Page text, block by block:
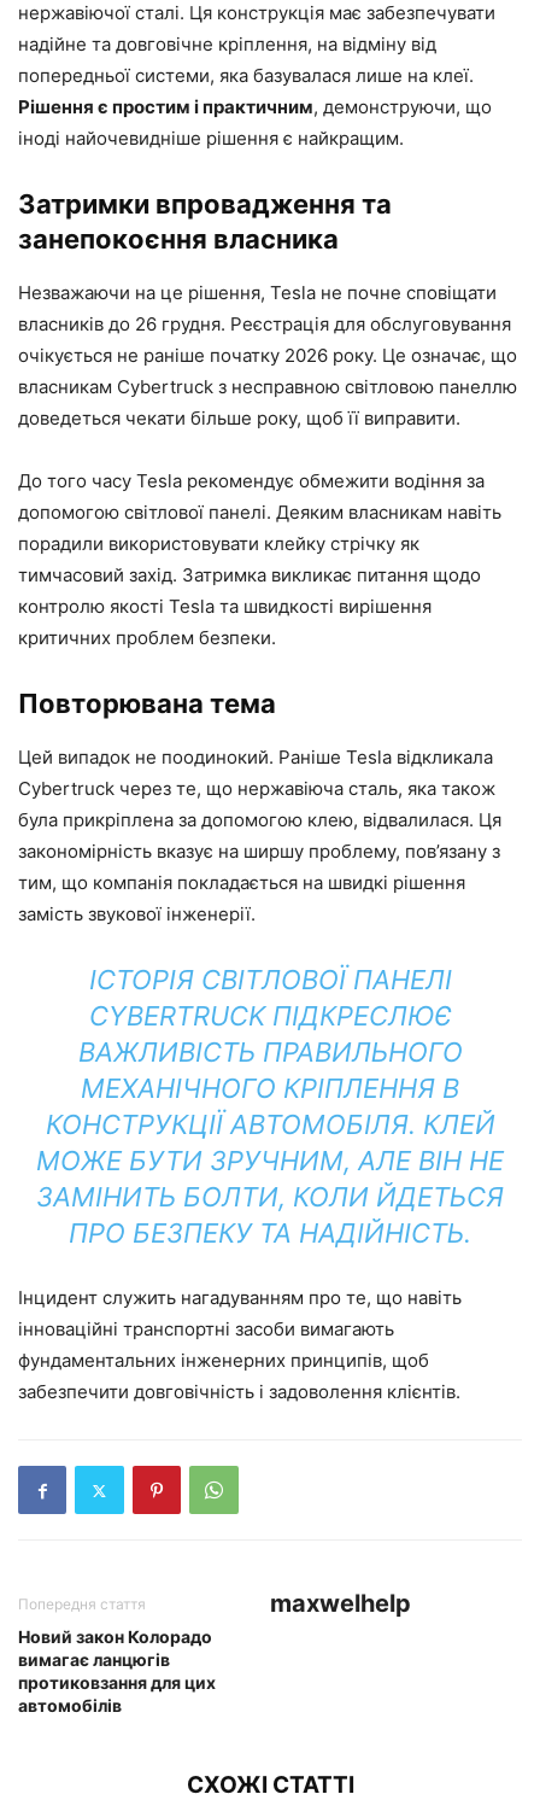
нержавіючої сталі. Ця конструкція має забезпечувати
надійне та довговічне кріплення, на відміну від
попередньої системи, яка базувалася лише на клеї.
Рішення є простим і практичним, демонструючи, що
іноді найочевидніше рішення є найкращим.
Затримки впровадження та
занепокоєння власника
Незважаючи на це рішення, Tesla не почне сповіщати
власників до 26 грудня. Реєстрація для обслуговування
очікується не раніше початку 2026 року. Це означає, що
власникам Cybertruck з несправною світловою панеллю
доведеться чекати більше року, щоб її виправити.
До того часу Tesla рекомендує обмежити водіння за
допомогою світлової панелі. Деяким власникам навіть
порадили використовувати клейку стрічку як
тимчасовий захід. Затримка викликає питання щодо
контролю якості Tesla та швидкості вирішення
критичних проблем безпеки.
Повторювана тема
Цей випадок не поодинокий. Раніше Tesla відкликала
Cybertruck через те, що нержавіюча сталь, яка також
була прикріплена за допомогою клею, відвалилася. Ця
закономірність вказує на ширшу проблему, пов’язану з
тим, що компанія покладається на швидкі рішення
замість звукової інженерії.
ІСТОРІЯ СВІТЛОВОЇ ПАНЕЛІ
CYBERTRUCK ПІДКРЕСЛЮЄ
ВАЖЛИВІСТЬ ПРАВИЛЬНОГО
МЕХАНІЧНОГО КРІПЛЕННЯ В
КОНСТРУКЦІЇ АВТОМОБІЛЯ. КЛЕЙ
МОЖЕ БУТИ ЗРУЧНИМ, АЛЕ ВІН НЕ
ЗАМІНИТЬ БОЛТИ, КОЛИ ЙДЕТЬСЯ
ПРО БЕЗПЕКУ ТА НАДІЙНІСТЬ.
Інцидент служить нагадуванням про те, що навіть
інноваційні транспортні засоби вимагають
фундаментальних інженерних принципів, щоб
забезпечити довговічність і задоволення клієнтів.
Попередня стаття
Новий закон Колорадо
вимагає ланцюгів
протиковзання для цих
автомобілів
maxwelhelp
СХОЖІ СТАТТІ